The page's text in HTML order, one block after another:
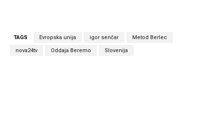
TAGS Evropska unija igor senčar Metod Berlec
nova24tv Oddaja Beremo Slovenija